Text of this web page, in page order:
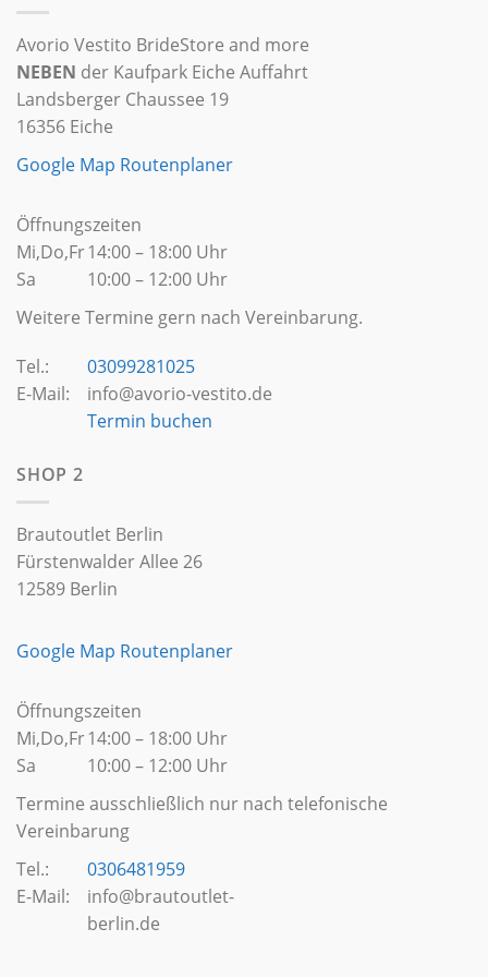
Avorio Vestito BrideStore and more
NEBEN der Kaufpark Eiche Auffahrt
Landsberger Chaussee 19
16356 Eiche
Google Map Routenplaner
Öffnungszeiten
Mi,Do,Fr
Sa
14:00 – 18:00 Uhr
10:00 – 12:00 Uhr
Weitere Termine gern nach Vereinbarung.
Tel.:
E-Mail:
03099281025
info@avorio-vestito.de
Termin buchen
SHOP 2
Brautoutlet Berlin
Fürstenwalder Allee 26
12589 Berlin
Google Map Routenplaner
Öffnungszeiten
Mi,Do,Fr
Sa
14:00 – 18:00 Uhr
10:00 – 12:00 Uhr
Termine ausschließlich nur nach telefonische
Vereinbarung
Tel.:
E-Mail:
0306481959
info@brautoutlet-
berlin.de